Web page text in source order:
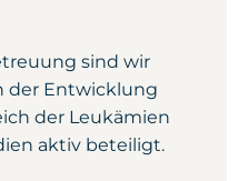
sind wir
der Entwicklung
der Leukämien
aktiv beteiligt.